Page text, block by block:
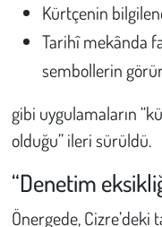
Kürtçenin
Tarihî mekânda
sembollerin
gibi uygulamaların
olduğu” ileri sürüldü.
“Denetim
Önergede, Cizre’deki